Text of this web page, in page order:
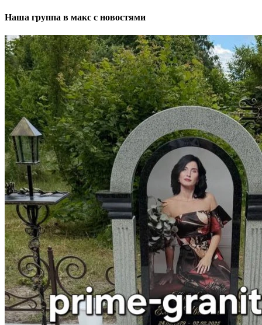
Наша группа в макс с новостями